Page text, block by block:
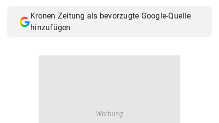
Kronen Zeitung als bevorzugte Google-Quelle
hinzufügen